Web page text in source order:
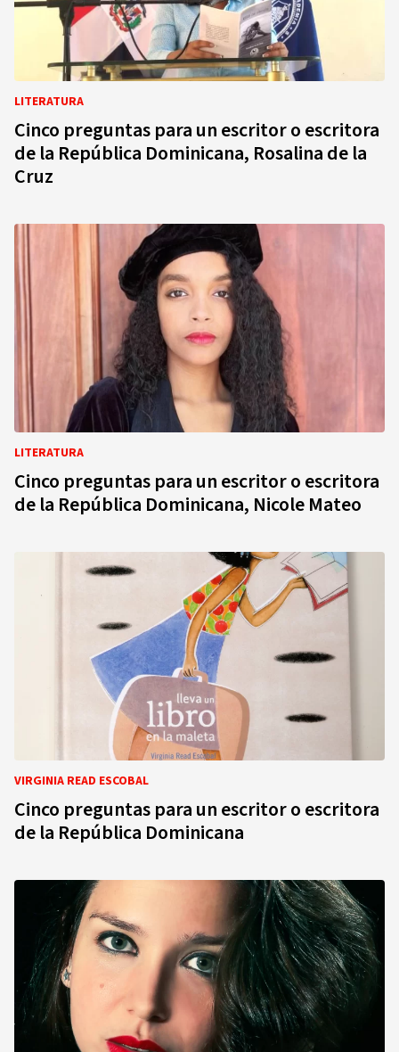
LITERATURA
Cinco preguntas para un escritor o escritora
de la República Dominicana, Rosalina de la
Cruz
LITERATURA
Cinco preguntas para un escritor o escritora
de la República Dominicana, Nicole Mateo
VIRGINIA READ ESCOBAL
Cinco preguntas para un escritor o escritora
de la República Dominicana